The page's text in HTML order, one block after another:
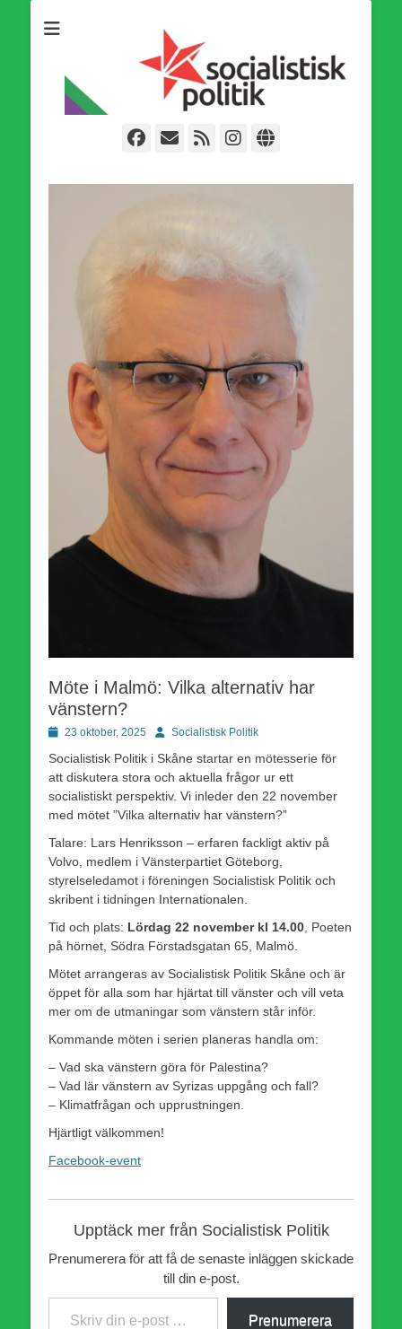
världsomfattande socialistiska Fjärde Internationalen och en viktig
tillgång i kampen för en socialistisk framtid!
Facebook
E-
Webbflöde
Instagram
Webbplats
Möte i Malmö: Vilka alternativ har
vänstern?
Publicerad
23 oktober, 2025 Författare
Socialistisk Politik
Socialistisk Politik i Skåne startar en mötesserie för
att diskutera stora och aktuella frågor ur ett
socialistiskt perspektiv. Vi inleder den 22 november
med mötet ”Vilka alternativ har vänstern?”
Talare: Lars Henriksson – erfaren fackligt aktiv på
Volvo, medlem i Vänsterpartiet Göteborg,
styrelseledamot i föreningen Socialistisk Politik och
skribent i tidningen Internationalen.
Tid och plats: Lördag 22 november kl 14.00 , Poeten
på hörnet, Södra Förstadsgatan 65, Malmö.
Mötet arrangeras av Socialistisk Politik Skåne och är
öppet för alla som har hjärtat till vänster och vill veta
mer om de utmaningar som vänstern står inför.
Kommande möten i serien planeras handla om:
– Vad ska vänstern göra för Palestina?
– Vad lär vänstern av Syrizas uppgång och fall?
– Klimatfrågan och upprustningen.
Hjärtligt välkommen!
Facebook-event
Upptäck mer från Socialistisk Politik
Prenumerera för att få de senaste inläggen skickade
till din e-post.
Skriv din e-post …
Prenumerera